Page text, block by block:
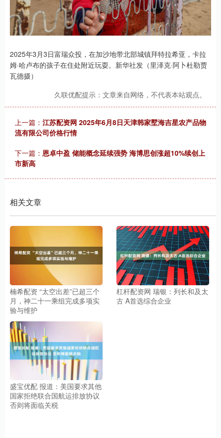
2025年3月3日富瑞众投，在加沙地带北部城镇拜特拉希亚，卡拉
姆·哈卢布的孩子在住处附近玩耍。新华社发（里泽克·阿卜杜勒贾
瓦德摄）
久联优配提示：文章来自网络，不代表本站观点。
上一篇： 江苏配资网 2025年6月8日天津韩家墅海吉星农产品物
流有限公司价格行情
下一篇： 恩卓中盈 储能概念延续强势 海博思创涨超10%续创上
市新高
相关文章
楠希配资 “太空出差”已超三个
月，神二十一乘组完成多项实
验与维护
杠杆配资网 瑞银：列长和及太
古 A首选综合企业
盛宝优配 报道：美国要求其他
国家拒绝联合国航运排放协议
否则将面临关税